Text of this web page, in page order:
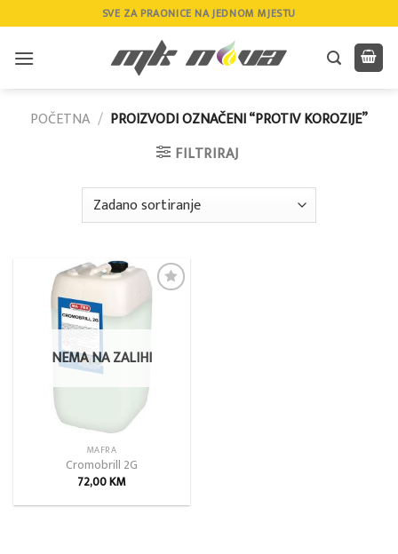
to
content
SVE ZA PRAONICE NA JEDNOM MJESTU
POČETNA / PROIZVODI OZNAČENI “PROTIV KOROZIJE”
FILTRIRAJ
NEMA NA ZALIHI
MAFRA
Cromobrill 2G
72,00KM